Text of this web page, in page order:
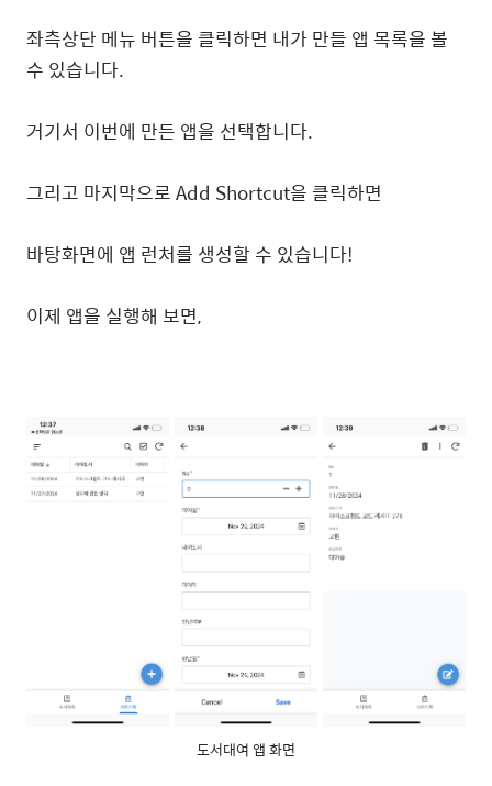
좌측상단 메뉴 버튼을 클릭하면 내가 만들 앱 목록을 볼
수 있습니다.
거기서 이번에 만든 앱을 선택합니다.
그리고 마지막으로 Add Shortcut을 클릭하면
바탕화면에 앱 런처를 생성할 수 있습니다!
이제 앱을 실행해 보면,
도서대여 앱 화면